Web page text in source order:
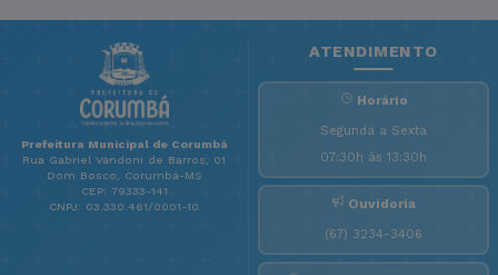
Prefeitura Municipal de Corumbá
Rua Gabriel Vandoni de Barros, 01
Dom Bosco, Corumbá-MS
CEP: 79333-141
CNPJ: 03.330.461/0001-10
ATENDIMENTO
Horário
Segunda a Sexta
07:30h às 13:30h
Ouvidoria
(67) 3234-3406